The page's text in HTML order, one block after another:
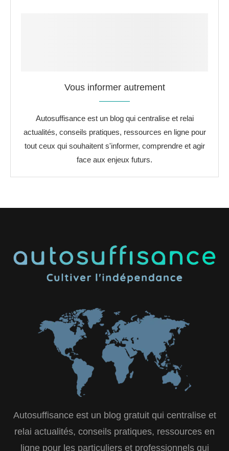
Vous informer autrement
Autosuffisance est un blog qui centralise et relai
actualités, conseils pratiques, ressources en ligne pour
tout ceux qui souhaitent s'informer, comprendre et agir
face aux enjeux futurs.
Autosuffisance est un blog gratuit qui centralise et
relai actualités, conseils pratiques, ressources en
ligne pour les particuliers et professionnels qui